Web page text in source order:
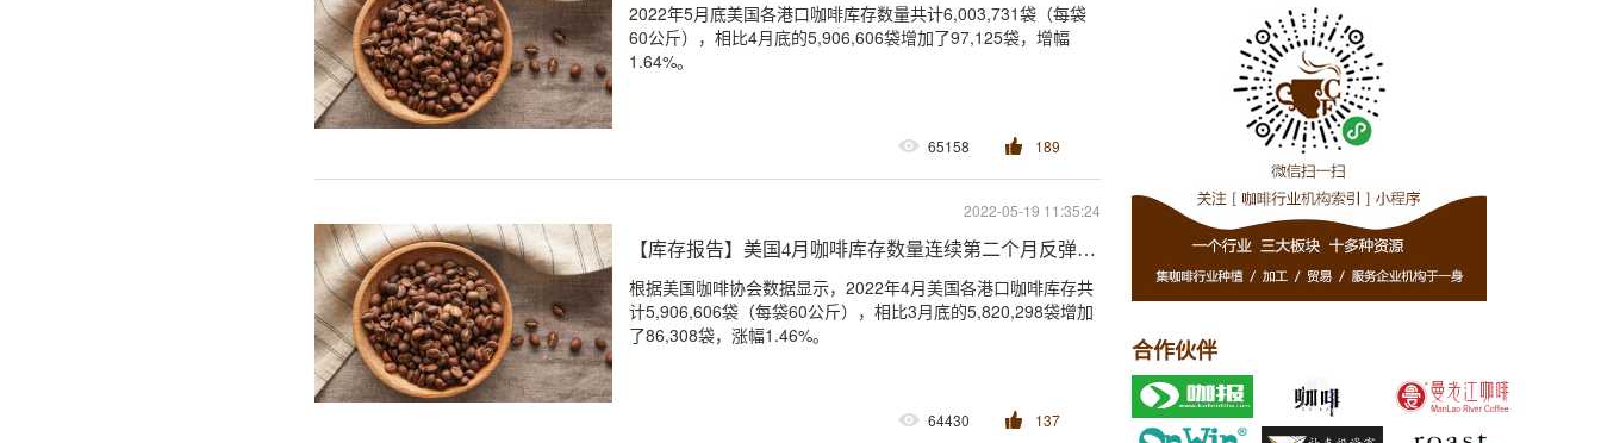
2022年5月底美国各港口咖啡库存数量共计6,003,731袋（每袋
60公斤），相比4月底的5,906,606袋增加了97,125袋，增幅
1.64%。
65158 189
2022-05-19 11:35:24
【库存报告】美国4月咖啡库存数量连续第二个月反弹，但依然处在近年低点
根据美国咖啡协会数据显示，2022年4月美国各港口咖啡库存共
计5,906,606袋（每袋60公斤），相比3月底的5,820,298袋增加
了86,308袋，涨幅1.46%。
64430 137
合作伙伴